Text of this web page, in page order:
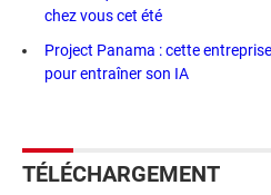
chez vous cet été
Project Panama : cette
pour entraîner son IA
TÉLÉCHARGEMENT